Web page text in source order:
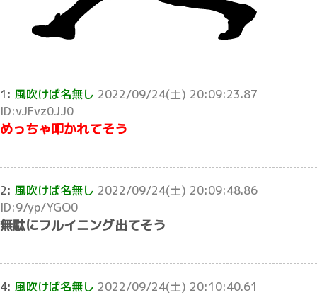
1: 風吹けば名無し 2022/09/24(土) 20:09:23.87
ID:vJFvz0JJ0
めっちゃ叩かれてそう
2: 風吹けば名無し 2022/09/24(土) 20:09:48.86
ID:9/yp/YGO0
無駄にフルイニング出てそう
4: 風吹けば名無し 2022/09/24(土) 20:10:40.61